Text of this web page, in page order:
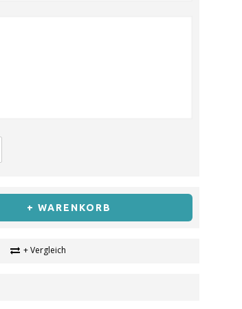
+ WARENKORB
+ Vergleich